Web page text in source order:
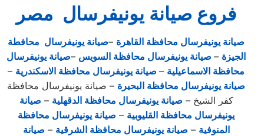
فروع صيانة يونيفرسال مصر
صيانة يونيفرسال محافظة القاهرة –صيانة يونيفرسال محافطة
الجيزة – صيانة يونيفرسال محافظة السويس –صيانة يونيفرسال
محافظة الاسماعيلية – صيانة يونيفرسال محافظة الاسكندرية –
صيانة يونيفرسال محافظة البحيرة – صيانة يونيفرسال محافظة
كفر الشيخ – صيانة يونيفرسال محافظة الدقهلية – صيانة
يونيفرسال محافظة القليوبية – صيانة يونيفرسال محافظة
المنوفية – صيانة يونيفرسال محافظة الشرقية – صيانة